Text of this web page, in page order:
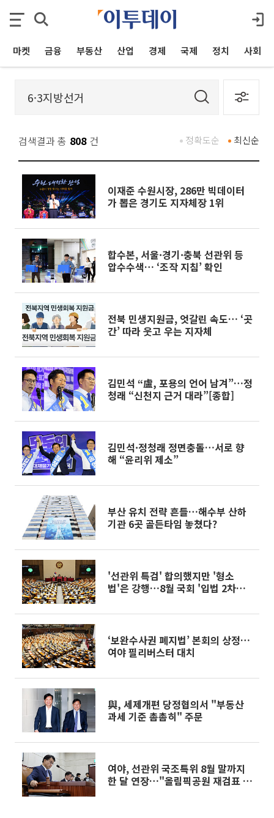
마켓 금융 부동산 산업 경제 국제 정치 사회
검색결과 총 808 건 최신순
정확도순
이재준 수원시장, 286만 빅데이터
가 뽑은 경기도 지자체장 1위
합수본, 서울·경기·충북 선관위 등
압수수색… ‘조작 지침’ 확인
전북 민생지원금, 엇갈린 속도… ‘곳
간’ 따라 웃고 우는 지자체
김민석 “盧, 포용의 언어 남겨”…정
청래 “신천지 근거 대라”[종합]
김민석·정청래 정면충돌…서로 향
해 “윤리위 제소”
부산 유치 전략 흔들…해수부 산하
기관 6곳 골든타임 놓쳤다?
'선관위 특검' 합의했지만 '형소
법'은 강행…8월 국회 '입법 2차전'
‘보완수사권 폐지법’ 본회의 상정…
여야 필리버스터 대치
與, 세제개편 당정협의서 "부동산
과세 기준 촘촘히" 주문
여야, 선관위 국조특위 8월 말까지
한 달 연장…"올림픽공원 재검표 준